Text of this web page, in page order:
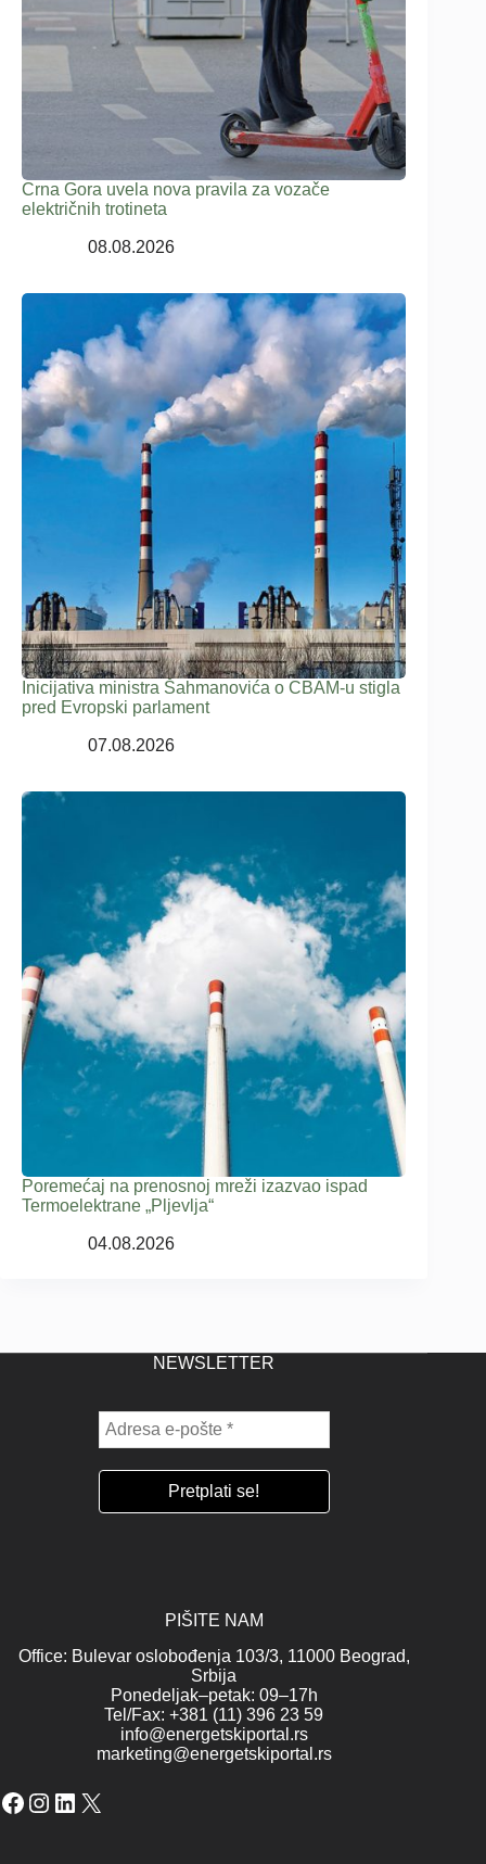
Crna Gora uvela nova pravila za vozače
električnih trotineta
08.08.2026
Inicijativa ministra Šahmanovića o CBAM-u stigla
pred Evropski parlament
07.08.2026
Poremećaj na prenosnoj mreži izazvao ispad
Termoelektrane „Pljevlja“
04.08.2026
NEWSLETTER
PIŠITE NAM
Office: Bulevar oslobođenja 103/3, 11000 Beograd,
Srbija
Ponedeljak–petak: 09–17h
Tel/Fax: +381 (11) 396 23 59
info@energetskiportal.rs
marketing@energetskiportal.rs
Facebook
Instagram
LinkedIn
X